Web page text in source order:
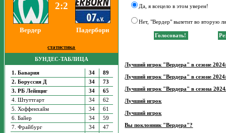
2:2
Вердер Падерборн
статистика
БУНДЕС-ТАБЛИЦА
1. Бавария 34
89
2. Боруссия Д
34
73
3. РБ Лейпциг
34
65
4. Штуттгарт
34
62
5. Хоффенхайм
34
61
6. Байер
34
59
7. Фрайбург
34
47
Да, я всецело в этом уверен!
Нет, "Вердер" вылетит во вторую
Лучший игрок "Вердера" в сезоне
Лучший игрок "Вердера" в сезоне
Лучший игрок "Вердера" в сезона
Лучший игрок
Лучший игрок
Вы поклонник "Вердера"?